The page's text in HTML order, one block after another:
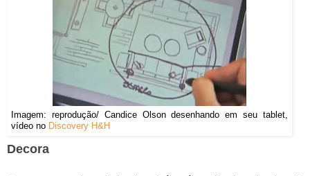
Imagem: reprodução/ Candice Olson desenhando em seu tablet,
vídeo no Discovery H&H
Decora